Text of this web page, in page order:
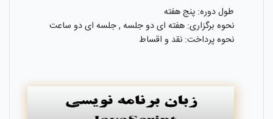
طول دوره: پنج هفته
نحوه برگزاری: هفته ای دو جلسه , جلسه ای دو ساعت
نحوه پرداخت: نقد و اقساط